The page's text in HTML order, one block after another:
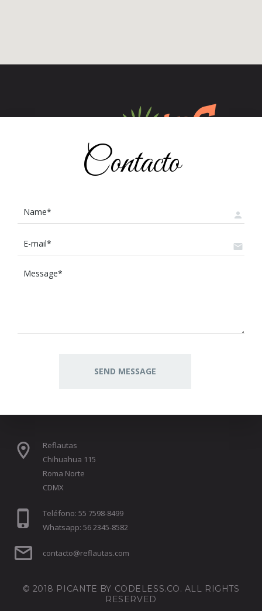
Contacto
Reflautas
Chihuahua 115
Roma Norte
CDMX
Teléfono: 55 7598-8499
Whatsapp: 56 2345-8582
contacto@reflautas.com
© 2018 PICANTE BY CODELESS.CO. ALL RIGHTS
RESERVED